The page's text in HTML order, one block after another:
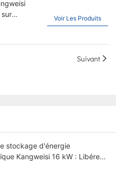
sur
Voir Les Produits
Suivant
stockage d'énergie
Kangweisi 16 kW : Libérez